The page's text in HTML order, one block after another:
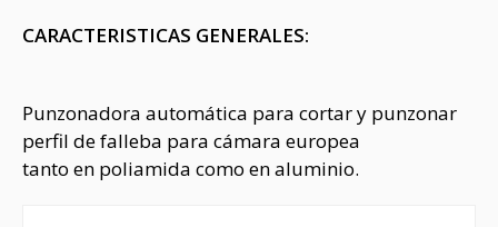
CARACTERISTICAS GENERALES:
Punzonadora automática para cortar y punzonar
perfil de falleba para cámara europea
tanto en poliamida como en aluminio.